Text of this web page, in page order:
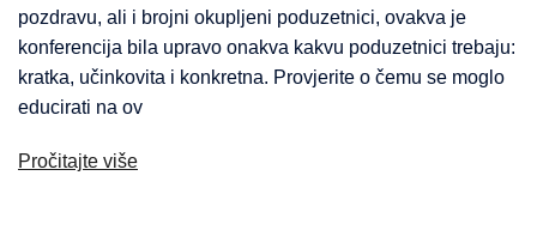
pozdravu, ali i brojni okupljeni poduzetnici, ovakva je
konferencija bila upravo onakva kakvu poduzetnici trebaju:
kratka, učinkovita i konkretna. Provjerite o čemu se moglo
educirati na ov
Pročitajte više